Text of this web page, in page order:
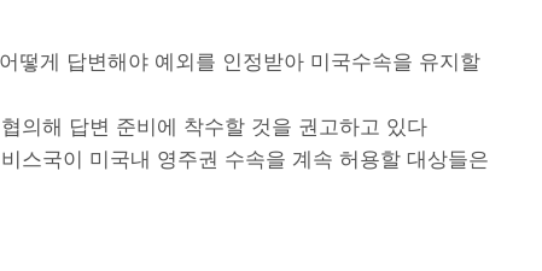
떻게 답변해야 예외를 인정받아 미국수속을 유지할
의해 답변 준비에 착수할 것을 권고하고 있다
스국이 미국내 영주권 수속을 계속 허용할 대상들은